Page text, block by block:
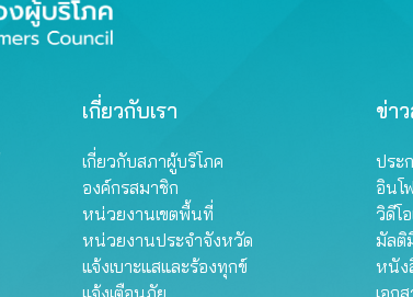
เกี่ยวกับเรา
เกี่ยวกับสภาผู้บริโภค
องค์กรสมาชิก
หน่วยงานเขตพื้นที่
หน่วยงานประจำจังหวัด
แจ้งเบาะแสและร้องทุกข์
ข่า
ประ
อินโ
วิดีโ
มัลติ
หนัง